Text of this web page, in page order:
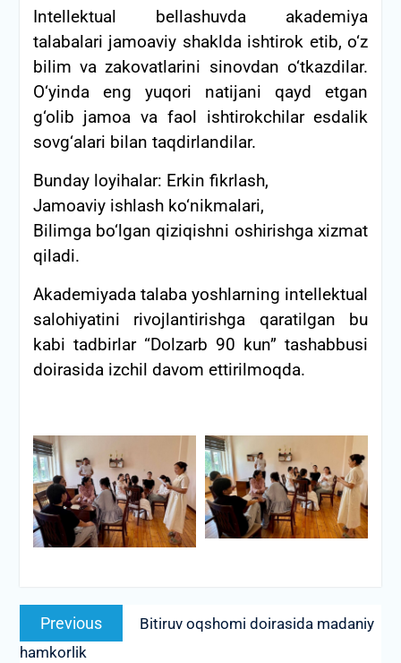
Intellektual bellashuvda akademiya
talabalari jamoaviy shaklda ishtirok etib, o‘z
bilim va zakovatlarini sinovdan o‘tkazdilar.
O‘yinda eng yuqori natijani qayd etgan
g‘olib jamoa va faol ishtirokchilar esdalik
sovg‘alari bilan taqdirlandilar.
Bunday loyihalar: Erkin fikrlash,
Jamoaviy ishlash ko‘nikmalari,
Bilimga bo‘lgan qiziqishni oshirishga xizmat
qiladi.
Akademiyada talaba yoshlarning intellektual
salohiyatini rivojlantirishga qaratilgan bu
kabi tadbirlar “Dolzarb 90 kun” tashabbusi
doirasida izchil davom ettirilmoqda.
Post
menyusi
Previous
Previous
post:
Bitiruv oqshomi doirasida madaniy
hamkorlik